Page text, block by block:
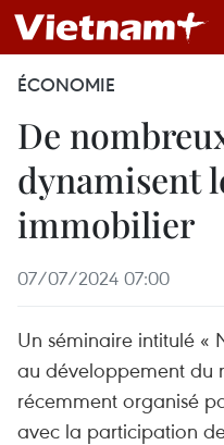
ÉCONOMIE
De
dynamisent
immobilier
07/07/2024 07:00
Un séminaire intitulé «
au développement du
récemment organisé
avec la participation